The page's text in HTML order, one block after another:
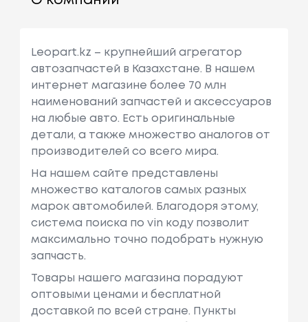
Leopart.kz – крупнейший агрегатор
автозапчастей в Казахстане. В нашем
интернет магазине более 70 млн
наименований запчастей и аксессуаров
на любые авто. Есть оригинальные
детали, а также множество аналогов от
производителей со всего мира.
На нашем сайте представлены
множество каталогов самых разных
марок автомобилей. Благодоря этому,
система поиска по vin коду позволит
максимально точно подобрать нужную
запчасть.
Товары нашего магазина порадуют
оптовыми ценами и бесплатной
доставкой по всей стране. Пункты